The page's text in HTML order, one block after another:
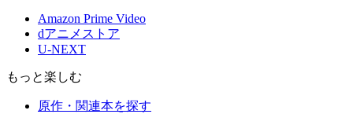
Amazon Prime Video
dアニメストア
U-NEXT
もっと楽しむ
原作・関連本を探す